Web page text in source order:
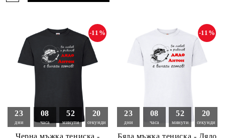
23
дни
08
часа
52
минути
18
секунди
Черна мъжка тениска -
-11%
23
дни
08
часа
52
минути
18
секунди
Бяла мъжка тениска - Дядо
-11%